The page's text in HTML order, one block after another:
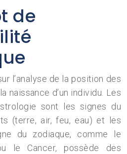
de
l’analyse de la position des
naissance d’un individu. Les
sont les signes du
(terre, air, feu, eau) et les
du zodiaque, comme le
le Cancer, possède des